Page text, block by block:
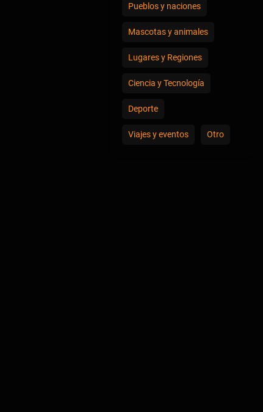
Pueblos y naciones
Mascotas y animales
Lugares y Regiones
Ciencia y Tecnología
Deporte
Viajes y eventos Otro